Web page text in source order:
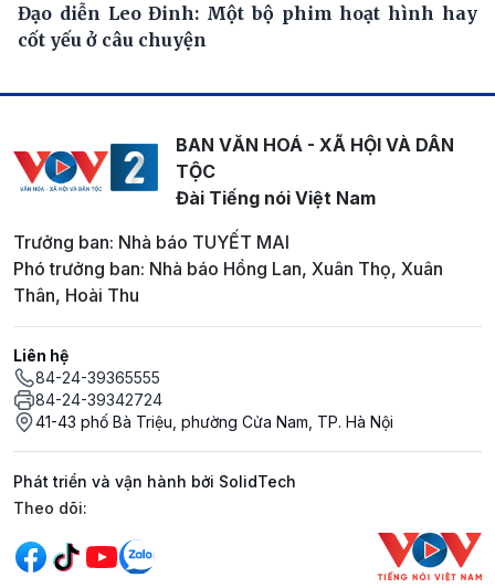
Đạo diễn Leo Đinh: Một bộ phim hoạt hình hay
cốt yếu ở câu chuyện
BAN VĂN HOÁ - XÃ HỘI VÀ DÂN
TỘC
Đài Tiếng nói Việt Nam
Trưởng ban: Nhà báo TUYẾT MAI
Phó trưởng ban: Nhà báo Hồng Lan, Xuân Thọ, Xuân
Thân, Hoài Thu
Liên hệ
84-24-39365555
84-24-39342724
41-43 phố Bà Triệu, phường Cửa Nam, TP. Hà Nội
Phát triển và vận hành bởi SolidTech
Mạng xã hội
Theo dõi: